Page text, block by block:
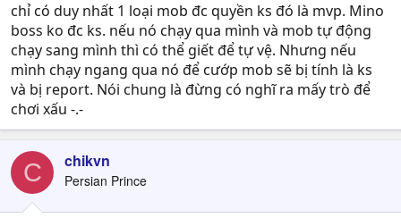
chỉ có duy nhất 1 loại mob đc quyền ks đó là mvp. Mino
boss ko đc ks. nếu nó chạy qua mình và mob tự động
chạy sang mình thì có thể giết để tự vệ. Nhưng nếu
mình chạy ngang qua nó để cướp mob sẽ bị tính là ks
và bị report. Nói chung là đừng có nghĩ ra mấy trò để
chơi xấu -.-
C chikvn
Persian Prince